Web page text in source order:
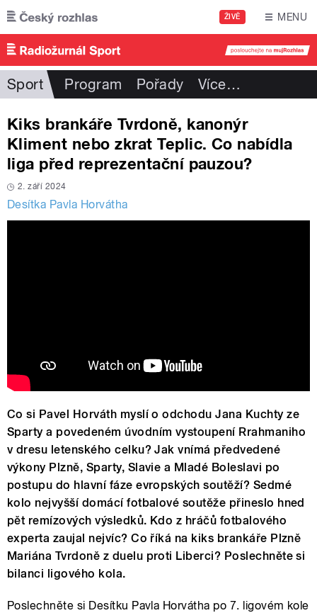
Přejít k hlavnímu obsahu
ŽIVĚ MENU
Sport Program Pořady Více…
Kiks brankáře Tvrdoně, kanonýr
Kliment nebo zkrat Teplic. Co nabídla
liga před reprezentační pauzou?
2. září 2024
Desítka Pavla Horvátha
Co si Pavel Horváth myslí o odchodu Jana Kuchty ze
Sparty a povedeném úvodním vystoupení Rrahmaniho
v dresu letenského celku? Jak vnímá předvedené
výkony Plzně, Sparty, Slavie a Mladé Boleslavi po
postupu do hlavní fáze evropských soutěží? Sedmé
kolo nejvyšší domácí fotbalové soutěže přineslo hned
pět remízových výsledků. Kdo z hráčů fotbalového
experta zaujal nejvíc? Co říká na kiks brankáře Plzně
Mariána Tvrdoně z duelu proti Liberci? Poslechněte si
bilanci ligového kola.
Poslechněte si Desítku Pavla Horvátha po 7. ligovém kole